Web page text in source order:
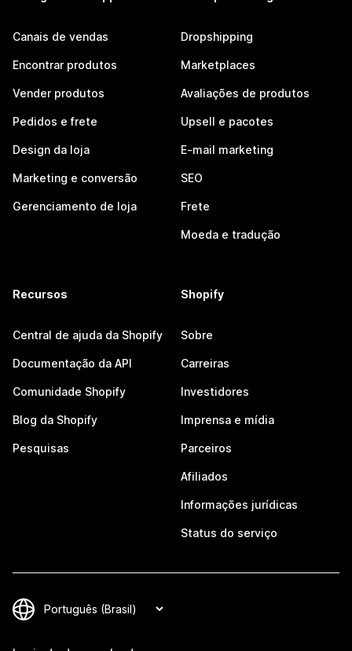
Canais de vendas
Encontrar produtos
Vender produtos
Pedidos e frete
Design da loja
Marketing e conversão
Gerenciamento de loja
Dropshipping
Marketplaces
Avaliações de produtos
Upsell e pacotes
E-mail marketing
SEO
Frete
Moeda e tradução
Recursos
Central de ajuda da Shopify
Documentação da API
Comunidade Shopify
Blog da Shopify
Pesquisas
Shopify
Sobre
Carreiras
Investidores
Imprensa e mídia
Parceiros
Afiliados
Informações jurídicas
Status do serviço